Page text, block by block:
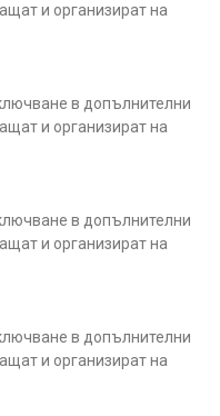
и организират на
в допълнителни
и организират на
в допълнителни
и организират на
в допълнителни
и организират на